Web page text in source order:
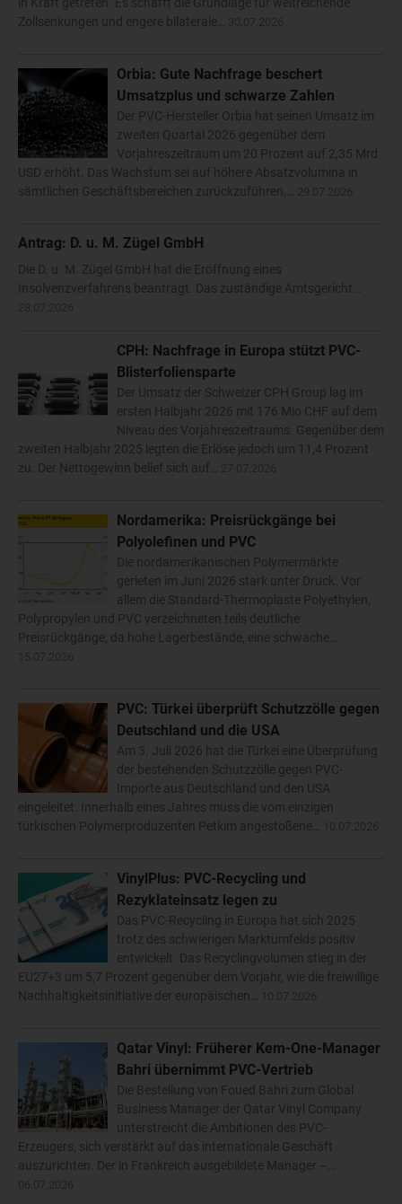
Zollsenkungen und engere bilaterale…
Orbia: Gute Nachfrage beschert
Umsatzplus und schwarze Zahlen
Der PVC-Hersteller Orbia hat seinen Umsatz im
zweiten Quartal 2026 gegenüber dem
Vorjahreszeitraum um 20 Prozent auf 2,35 Mrd
USD erhöht. Das Wachstum sei auf höhere Absatzvolumina in
sämtlichen Geschäftsbereichen zurückzuführen,…
Antrag: D. u. M. Zügel GmbH
Die D. u. M. Zügel GmbH hat die Eröffnung eines
Insolvenzverfahrens beantragt. Das zuständige Amtsgericht…
CPH: Nachfrage in Europa stützt PVC-
Blisterfoliensparte
Der Umsatz der Schweizer CPH Group lag im
ersten Halbjahr 2026 mit 176 Mio CHF auf dem
Niveau des Vorjahreszeitraums. Gegenüber dem
zweiten Halbjahr 2025 legten die Erlöse jedoch um 11,4 Prozent
zu. Der Nettogewinn belief sich auf…
Nordamerika: Preisrückgänge bei
Polyolefinen und PVC
Die nordamerikanischen Polymermärkte
gerieten im Juni 2026 stark unter Druck. Vor
allem die Standard-Thermoplaste Polyethylen,
Polypropylen und PVC verzeichneten teils deutliche
Preisrückgänge, da hohe Lagerbestände, eine schwache…
PVC: Türkei überprüft Schutzzölle gegen
Deutschland und die USA
Am 3. Juli 2026 hat die Türkei eine Überprüfung
der bestehenden Schutzzölle gegen PVC-
Importe aus Deutschland und den USA
eingeleitet. Innerhalb eines Jahres muss die vom einzigen
türkischen Polymerproduzenten Petkim angestoßene…
VinylPlus: PVC-Recycling und
Rezyklateinsatz legen zu
Das PVC-Recycling in Europa hat sich 2025
trotz des schwierigen Marktumfelds positiv
entwickelt. Das Recyclingvolumen stieg in der
EU27+3 um 5,7 Prozent gegenüber dem Vorjahr, wie die freiwillige
Nachhaltigkeitsinitiative der europäischen…
Qatar Vinyl: Früherer Kem-One-Manager
Bahri übernimmt PVC-Vertrieb
Die Bestellung von Foued Bahri zum Global
Business Manager der Qatar Vinyl Company
unterstreicht die Ambitionen des PVC-
Erzeugers, sich verstärkt auf das internationale Geschäft
auszurichten. Der in Frankreich ausgebildete Manager –…